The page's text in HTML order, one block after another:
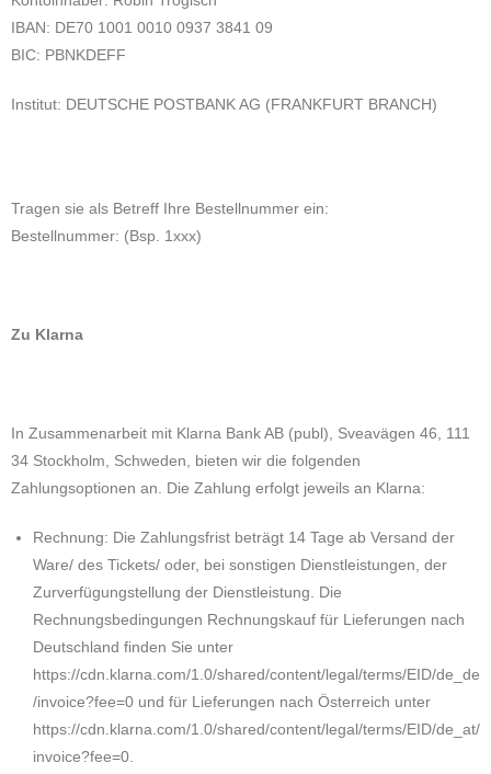
IBAN: DE70 1001 0010 0937 3841 09
BIC: PBNKDEFF
Institut: DEUTSCHE POSTBANK AG (FRANKFURT BRANCH)
Tragen sie als Betreff Ihre Bestellnummer ein:
Bestellnummer: (Bsp. 1xxx)
Zu Klarna
In Zusammenarbeit mit Klarna Bank AB (publ), Sveavägen 46, 111
34 Stockholm, Schweden, bieten wir die folgenden
Zahlungsoptionen an. Die Zahlung erfolgt jeweils an Klarna:
Rechnung: Die Zahlungsfrist beträgt 14 Tage ab Versand der
Ware/ des Tickets/ oder, bei sonstigen Dienstleistungen, der
Zurverfügungstellung der Dienstleistung. Die
Rechnungsbedingungen Rechnungskauf für Lieferungen nach
Deutschland finden Sie unter
https://cdn.klarna.com/1.0/shared/content/legal/terms/EID/de_de
/invoice?fee=0 und für Lieferungen nach Österreich unter
https://cdn.klarna.com/1.0/shared/content/legal/terms/EID/de_at/
invoice?fee=0.